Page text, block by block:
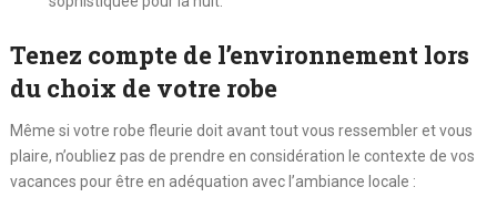
Tenez compte de l’environnement lors
du choix de votre robe
Même si votre robe fleurie doit avant tout vous ressembler et vous
plaire, n’oubliez pas de prendre en considération le contexte de vos
vacances pour être en adéquation avec l’ambiance locale :